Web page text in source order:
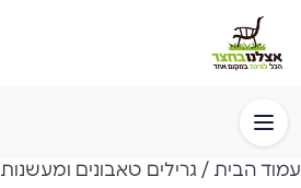
עמוד הבית / גרילים טאבונים ומעשנות